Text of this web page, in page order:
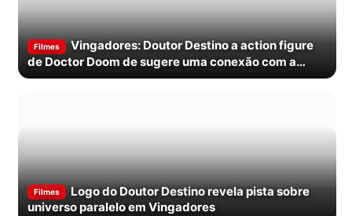
Filmes
Vingadores: Doutor Destino a action figure
de Doctor Doom de sugere uma conexão com a
Feiticeira Escarlate que…
Filmes
Logo do Doutor Destino revela pista sobre
universo paralelo em Vingadores